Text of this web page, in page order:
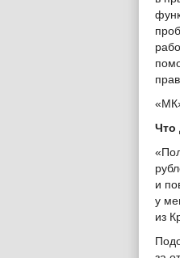
Что
и
у
из